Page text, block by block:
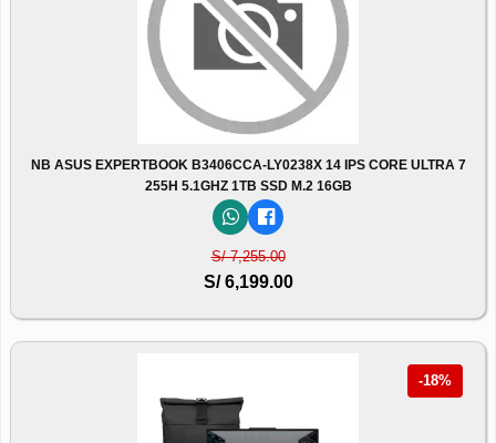
NB ASUS EXPERTBOOK B3406CCA-LY0238X 14 IPS CORE ULTRA 7
255H 5.1GHZ 1TB SSD M.2 16GB
S/ 7,255.00
S/ 6,199.00
-18%